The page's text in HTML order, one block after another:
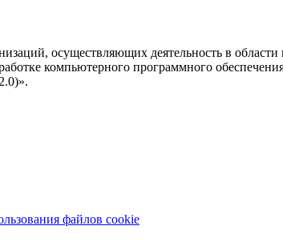
осуществляющих деятельность в
компьютерного программного
файлов cookie